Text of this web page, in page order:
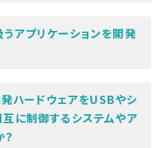
アプリケーションを開発
ハードウェアをUSBやシ
に制御するシステムやア